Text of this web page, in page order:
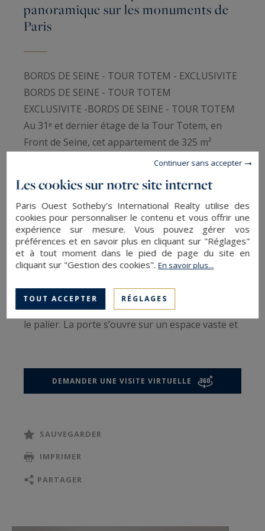
panoramique sur les monuments de
Paris
BORDS DE SEINE - TOUR TOTEM - EXCLUSIVITE
BORDS DE SEINE - TOUR TOTEM
EXCLUSIVITE -BORDS DE SEINE - TOUR TOTEM
Au 31ᵉ et dernier étage de la Tour Totem, en
Front de Seine, cet appartement de 325 m²
domine Paris avec une discrétion rare. La tour
la capitale pour la qualité de ses services, son
niveau de sécurité permanent et la
confidentialité qu’elle garantit à ses résidents.
L’accès est contrôlé en continu, les entrées sont
filtrées, et la présence de gardiens à toute heure
assure une tranquillité que peu d’immeubles
parisiens peuvent offrir.
Dès l’arrivée à l’étage, l’appartement occupe seul
le palier. La porte s’ouvre sur un espace vaste et
sensation particulière : le soleil accompagne
l’appartement du matin jusqu’au soir, entre
cette altitude, la ville semble plus calme, presque
distante, et le panorama reste présent dans
chaque pièce sans jamais être envahissant.
degrés sur les toits de Paris, la Tour Eiffel et les
DEMANDER UNE VISITE VIRTUELLE
SAUVEGARDER
IMPRIMER
PARTAGER
Les cookies sur notre site internet
Paris Ouest Sotheby's International Realty utilise des
cookies pour personnaliser le contenu et vous offrir une
expérience sur mesure. Vous pouvez gérer vos
préférences et en savoir plus en cliquant sur "Réglages"
et à tout moment dans le pied de page du site en
cliquant sur "Gestion des cookies".En savoir plus...
TOUT ACCEPTER RÉGLAGES
Continuer sans accepter